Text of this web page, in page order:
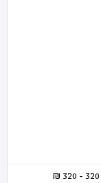
320 - 320
₪